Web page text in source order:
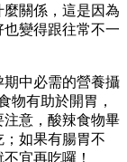
關係，這是因為
變得跟往常不一
中必需的營養攝
物有助於開胃，
意，酸辣食物畢
如果有腸胃不
宜再吃囉！